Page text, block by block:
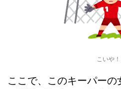
こいや！
ここで、このキーパーの